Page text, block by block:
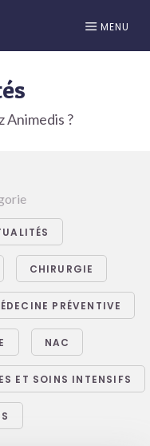
MENU
Animedis ?
CHIRURGIE
PRÉVENTIVE
NAC
ET SOINS INTENSIFS